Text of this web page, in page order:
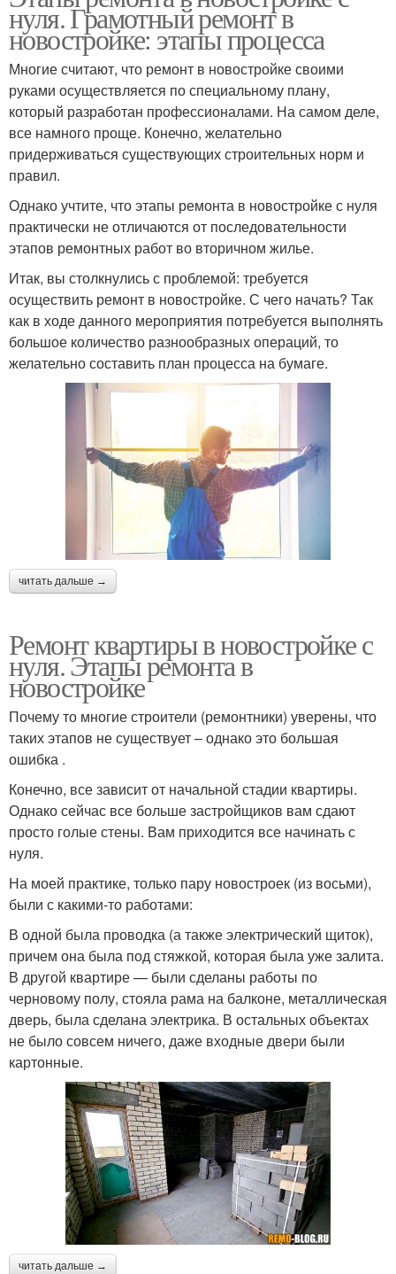
нуля. Грамотный ремонт в
новостройке: этапы процесса
Многие считают, что ремонт в новостройке своими
руками осуществляется по специальному плану,
который разработан профессионалами. На самом деле,
все намного проще. Конечно, желательно
придерживаться существующих строительных норм и
правил.
Однако учтите, что этапы ремонта в новостройке с нуля
практически не отличаются от последовательности
этапов ремонтных работ во вторичном жилье.
Итак, вы столкнулись с проблемой: требуется
осуществить ремонт в новостройке. С чего начать? Так
как в ходе данного мероприятия потребуется выполнять
большое количество разнообразных операций, то
желательно составить план процесса на бумаге.
читать дальше →
Ремонт квартиры в новостройке с
нуля. Этапы ремонта в
новостройке
Почему то многие строители (ремонтники) уверены, что
таких этапов не существует – однако это большая
ошибка .
Конечно, все зависит от начальной стадии квартиры.
Однако сейчас все больше застройщиков вам сдают
просто голые стены. Вам приходится все начинать с
нуля.
На моей практике, только пару новостроек (из восьми),
были с какими-то работами:
В одной была проводка (а также электрический щиток),
причем она была под стяжкой, которая была уже залита.
В другой квартире — были сделаны работы по
черновому полу, стояла рама на балконе, металлическая
дверь, была сделана электрика. В остальных объектах
не было совсем ничего, даже входные двери были
картонные.
читать дальше →